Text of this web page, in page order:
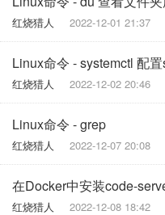
红烧猎人 2022-12-01 21:37
Linux命令 - systemctl 配
红烧猎人 2022-12-02 20:46
Linux命令 - grep
红烧猎人 2022-12-07 20:08
在Docker中安装code-
红烧猎人 2022-12-08 18:42